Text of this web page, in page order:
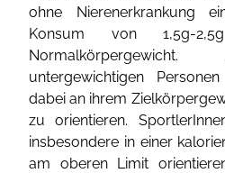
ohne Nierenerkrankung
Konsum von 1,5g-
untergewichtigen
dabei an ihrem
zu orientieren.
insbesondere in einer
am oberen Limit